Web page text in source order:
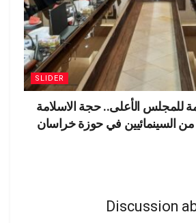
SLIDER
للمجلس الأعلى.. حجة الاسلامة
من السينمائيين في حوزة خراسان
Discussion